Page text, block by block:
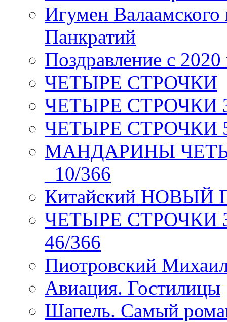
Игумен
Панкратий
Поздравление с 2020
ЧЕТЫРЕ СТРОЧКИ
ЧЕТЫРЕ СТРОЧКИ 3
ЧЕТЫРЕ СТРОЧКИ 5
МАНДАРИНЫ
_10/366
Китайский НОВЫЙ
ЧЕТЫРЕ СТРОЧКИ
46/366
Пиотровский
Авиация. Гостилицы
Шапель. Самый